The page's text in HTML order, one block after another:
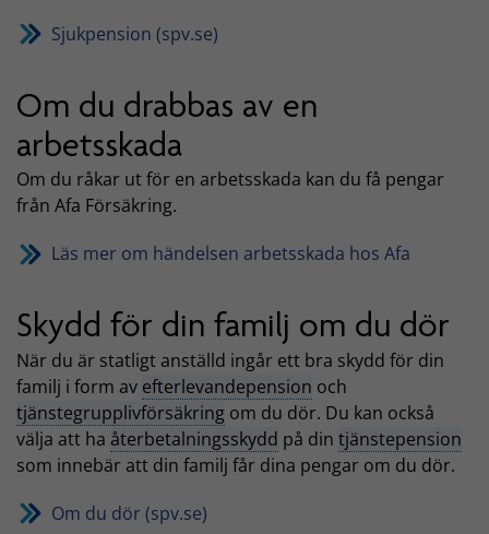
Sjukpension (spv.se)
Om du drabbas av en
arbetsskada
Om du råkar ut för en arbetsskada kan du få pengar
från Afa Försäkring.
Läs mer om händelsen arbetsskada hos Afa
Skydd för din familj om du dör
När du är statligt anställd ingår ett bra skydd för din
familj i form av efterlevandepension och
tjänstegrupplivförsäkring om du dör. Du kan också
välja att ha återbetalningsskydd på din tjänstepension
som innebär att din familj får dina pengar om du dör.
Om du dör (spv.se)